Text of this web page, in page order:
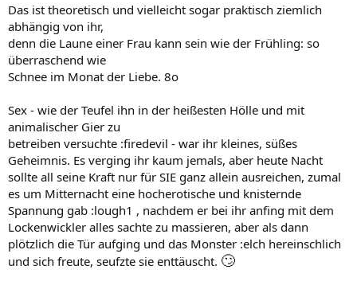
Das ist theoretisch und vielleicht sogar praktisch ziemlich
abhängig von ihr,
denn die Laune einer Frau kann sein wie der Frühling: so
überraschend wie
Schnee im Monat der Liebe. 8o
Sex - wie der Teufel ihn in der heißesten Hölle und mit
animalischer Gier zu
betreiben versuchte :firedevil - war ihr kleines, süßes
Geheimnis. Es verging ihr kaum jemals, aber heute Nacht
sollte all seine Kraft nur für SIE ganz allein ausreichen, zumal
es um Mitternacht eine hocherotische und knisternde
Spannung gab :lough1 , nachdem er bei ihr anfing mit dem
Lockenwickler alles sachte zu massieren, aber als dann
plötzlich die Tür aufging und das Monster :elch hereinschlich
und sich freute, seufzte sie enttäuscht. 🙄